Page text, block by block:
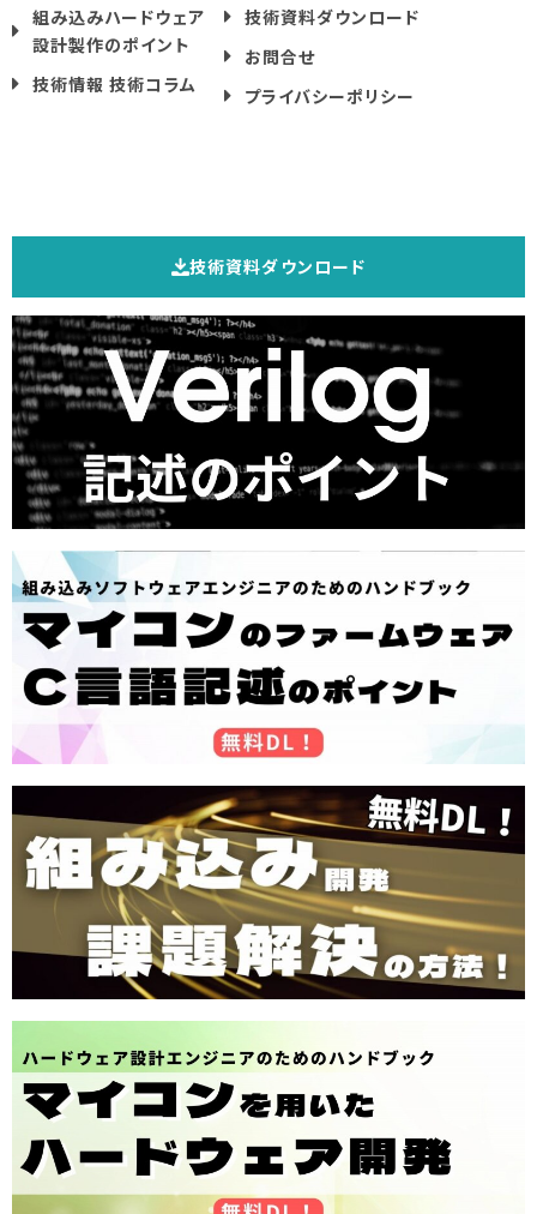
組み込みハードウェア
設計製作のポイント
技術情報 技術コラム
技術資料ダウンロード
お問合せ
プライバシーポリシー
技術資料ダウンロード